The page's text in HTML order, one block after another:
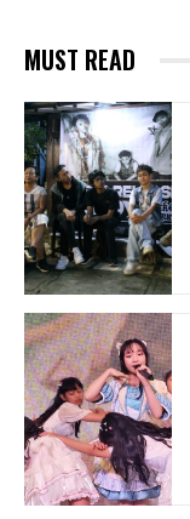
MUST READ